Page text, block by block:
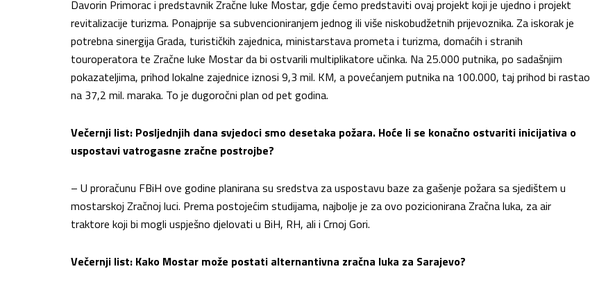
Davorin Primorac i predstavnik Zračne luke Mostar, gdje ćemo predstaviti ovaj projekt koji je ujedno i projekt
revitalizacije turizma. Ponajprije sa subvencioniranjem jednog ili više niskobudžetnih prijevoznika. Za iskorak je
potrebna sinergija Grada, turističkih zajednica, ministarstava prometa i turizma, domaćih i stranih
touroperatora te Zračne luke Mostar da bi ostvarili multiplikatore učinka. Na 25.000 putnika, po sadašnjim
pokazateljima, prihod lokalne zajednice iznosi 9,3 mil. KM, a povećanjem putnika na 100.000, taj prihod bi rastao
na 37,2 mil. maraka. To je dugoročni plan od pet godina.
Večernji list: Posljednjih dana svjedoci smo desetaka požara. Hoće li se konačno ostvariti inicijativa o
uspostavi vatrogasne zračne postrojbe?
– U proračunu FBiH ove godine planirana su sredstva za uspostavu baze za gašenje požara sa sjedištem u
mostarskoj Zračnoj luci. Prema postojećim studijama, najbolje je za ovo pozicionirana Zračna luka, za air
traktore koji bi mogli uspješno djelovati u BiH, RH, ali i Crnoj Gori.
Večernji list: Kako Mostar može postati alternantivna zračna luka za Sarajevo?